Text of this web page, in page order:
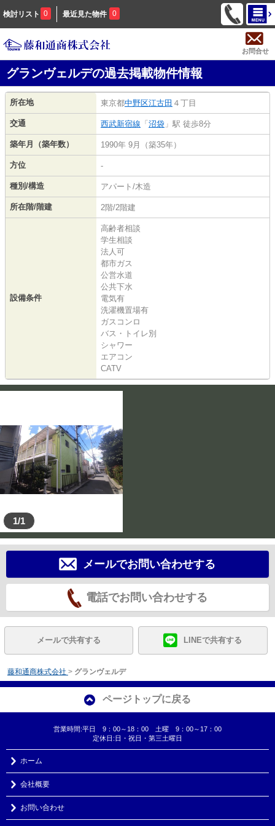
検討リスト 0 最近見た物件 0
お問合せ
グランヴェルデの過去掲載物件情報
所在地 東京都中野区江古田 ４丁目
交通 西武新宿線 「 沼袋 」駅 徒歩8分
築年月（築年数） 1990年 9月（築35年）
方位 -
種別/構造 アパート/木造
所在階/階建 2階/2階建
設備条件
高齢者相談
学生相談
法人可
都市ガス
公営水道
公共下水
電気有
洗濯機置場有
ガスコンロ
バス・トイレ別
シャワー
エアコン
CATV
1/1
メールでお問い合わせする
電話でお問い合わせする
メールで共有する LINEで共有する
藤和通商株式会社 > グランヴェルデ
ページトップに戻る
営業時間:平日 9：00～18：00 土曜 9：00～17：00
定休日:日・祝日・第三土曜日
ホーム
会社概要
お問い合わせ